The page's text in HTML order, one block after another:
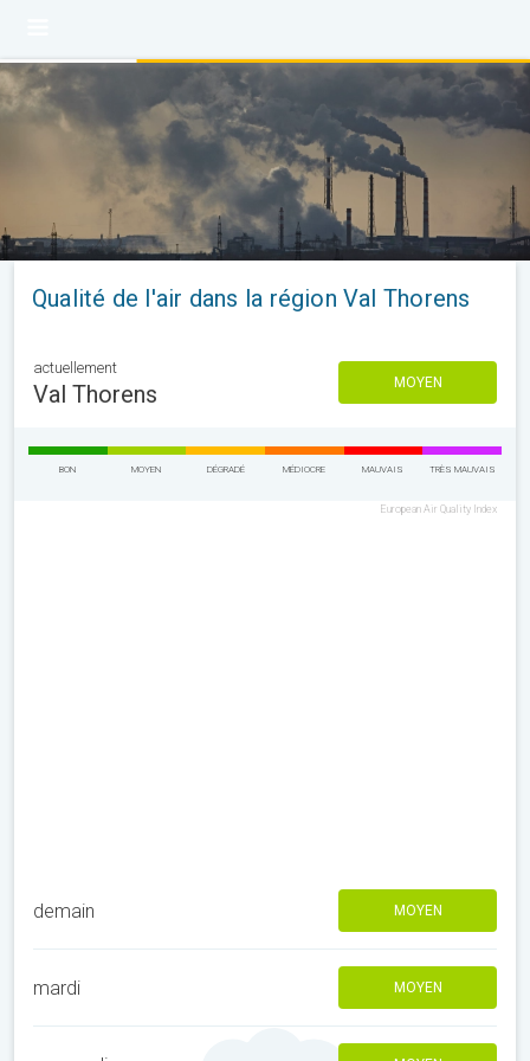
Qualité de l'air dans la région Val Thorens
actuellement
Val Thorens MOYEN
BON MOYEN DÉGRADÉ MÉDIOCRE MAUVAIS TRÈS MAUVAIS
European Air Quality Index
demain MOYEN
mardi MOYEN